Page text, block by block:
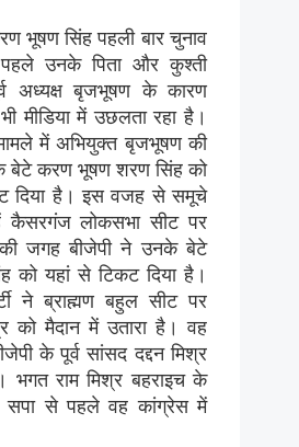
भूषण सिंह पहली बार चुनाव
उनके पिता और कुश्ती
अध्यक्ष बृजभूषण के कारण
मीडिया में उछलता रहा है।
में अभियुक्त बृजभूषण की
करण भूषण शरण सिंह को
दिया है। इस वजह से समूचे
कैसरगंज लोकसभा सीट पर
जगह बीजेपी ने उनके बेटे
को यहां से टिकट दिया है।
ने ब्राह्मण बहुल सीट पर
को मैदान में उतारा है। वह
के पूर्व सांसद दद्दन मिश्र
राम मिश्र बहराइच के
सपा से पहले वह कांग्रेस में